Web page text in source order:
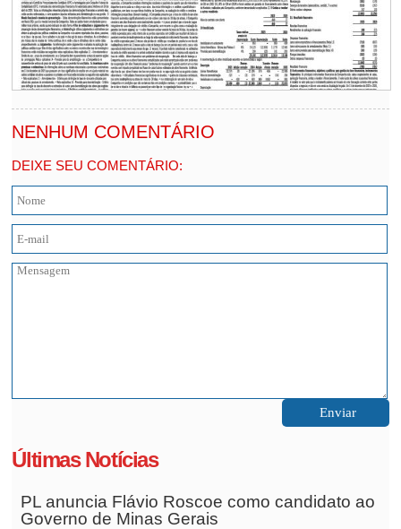
NENHUM COMENTÁRIO
DEIXE SEU COMENTÁRIO:
Últimas Notícias
PL anuncia Flávio Roscoe como candidato ao
Governo de Minas Gerais